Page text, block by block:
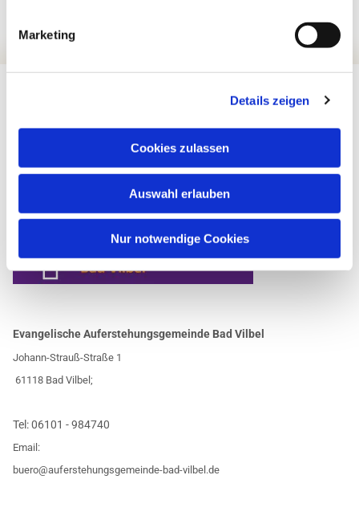
Marketing
Details zeigen
Cookies zulassen
Auswahl erlauben
Nur notwendige Cookies
Evangelische Auferstehungsgemeinde Bad Vilbel
Johann-Strauß-Straße 1
61118 Bad Vilbel;
Tel:06101 - 984740
Email:
buero@auferstehungsgemeinde-bad-vilbel.de